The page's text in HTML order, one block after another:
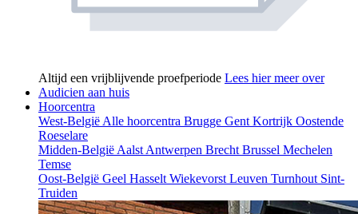
Altijd een vrijblijvende proefperiode Lees hier meer over
Audicien aan huis
Hoorcentra
West-België Alle hoorcentra Brugge Gent Kortrijk Oostende
Roeselare
Midden-België Aalst Antwerpen Brecht Brussel Mechelen
Temse
Oost-België Geel Hasselt Wiekevorst Leuven Turnhout Sint-
Truiden